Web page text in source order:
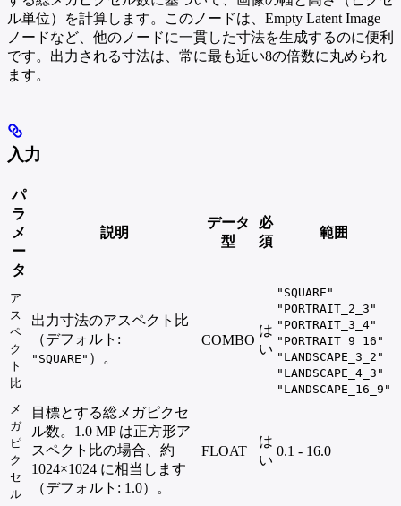
ル単位）を計算します。このノードは、Empty Latent Image
ノードなど、他のノードに一貫した寸法を生成するのに便利
です。出力される寸法は、常に最も近い8の倍数に丸められ
ます。
入力
パ
ラ
メ
ー
タ
説明
データ
型
必
須
範囲
ア
ス
ペ
ク
ト
比
出力寸法のアスペクト比
（デフォルト:
"SQUARE" ）。
COMBO
は
い
"SQUARE"
"PORTRAIT_2_3"
"PORTRAIT_3_4"
"PORTRAIT_9_16"
"LANDSCAPE_3_2"
"LANDSCAPE_4_3"
"LANDSCAPE_16_9"
メ
ガ
ピ
ク
セ
ル
目標とする総メガピクセ
ル数。1.0 MP は正方形ア
スペクト比の場合、約
1024×1024 に相当します
（デフォルト: 1.0）。
FLOAT
は
い
0.1 - 16.0